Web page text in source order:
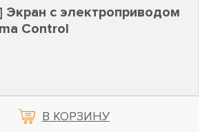
Экран с электроприводом
Control
В КОРЗИНУ